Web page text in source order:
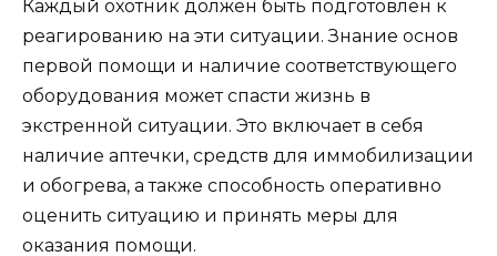
Каждый охотник должен быть подготовлен к
реагированию на эти ситуации. Знание основ
первой помощи и наличие соответствующего
оборудования может спасти жизнь в
экстренной ситуации. Это включает в себя
наличие аптечки, средств для иммобилизации
и обогрева, а также способность оперативно
оценить ситуацию и принять меры для
оказания помощи.